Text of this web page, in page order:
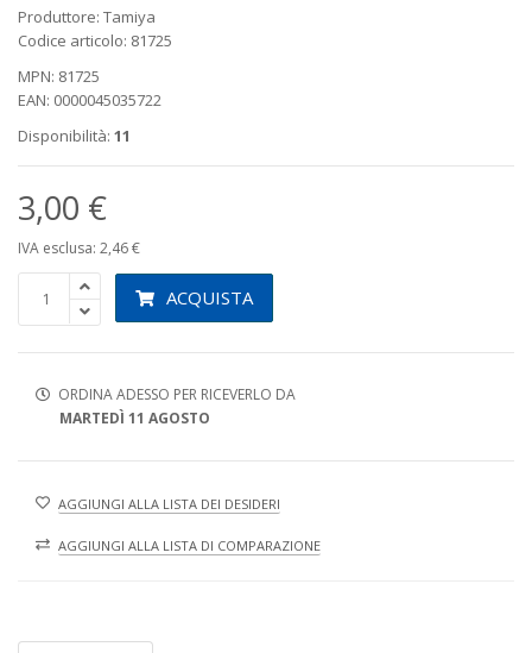
Produttore: Tamiya
Codice articolo: 81725
MPN: 81725
EAN: 0000045035722
Disponibilità: 11
3,00 €
IVA esclusa: 2,46 €
ACQUISTA
ORDINA ADESSO PER RICEVERLO DA
MARTEDÌ 11 AGOSTO
AGGIUNGI ALLA LISTA DEI DESIDERI
AGGIUNGI ALLA LISTA DI COMPARAZIONE